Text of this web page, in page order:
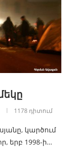
1178 դիտում
կարծում
երբ 1998-ի…